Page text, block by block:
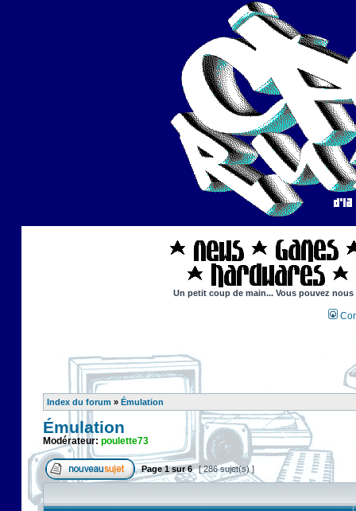
Un petit coup de main... Vous pouvez
Index du forum » Émulation
Émulation
Modérateur: poulette73
Page1sur6 [ 286 sujet(s) ]